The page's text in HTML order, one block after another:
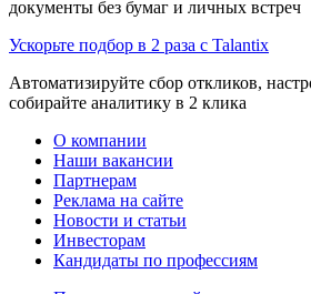
документы без бумаг и личных встреч
Ускорьте подбор в 2 раза с Talantix
Автоматизируйте сбор откликов,
собирайте аналитику в 2 клика
О компании
Наши вакансии
Партнерам
Реклама на сайте
Новости и статьи
Инвесторам
Кандидаты по профессиям